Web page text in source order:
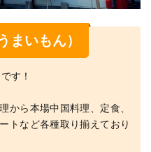
まいもん）
す！
から本場中国料理、定食、
トなど各種取り揃えており